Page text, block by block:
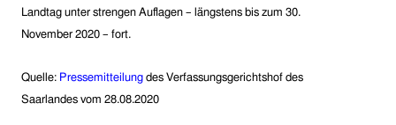
Landtag unter strengen Auflagen – längstens bis zum 30.
November 2020 – fort.
Quelle: Pressemitteilung des Verfassungsgerichtshof des
Saarlandes vom 28.08.2020